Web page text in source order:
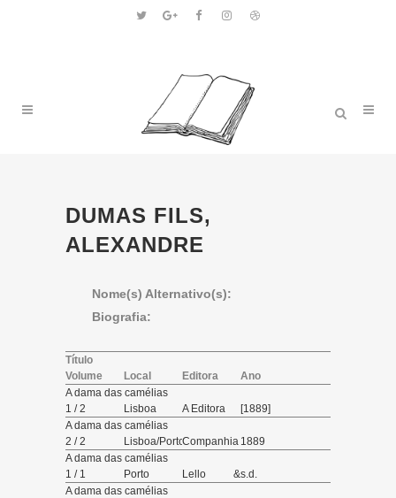
DUMAS FILS,
ALEXANDRE
Nome(s) Alternativo(s):
Biografia:
Título
Volume
Local Editora
Ano
A dama das camélias
1 / 2
Lisboa A Editora
[1889]
A dama das camélias
2 / 2
Lisboa/Porto/Brasil
Companhia
Editora,
1889
A dama das camélias
1 / 1
Porto
Lello &s.d.
A dama das camélias